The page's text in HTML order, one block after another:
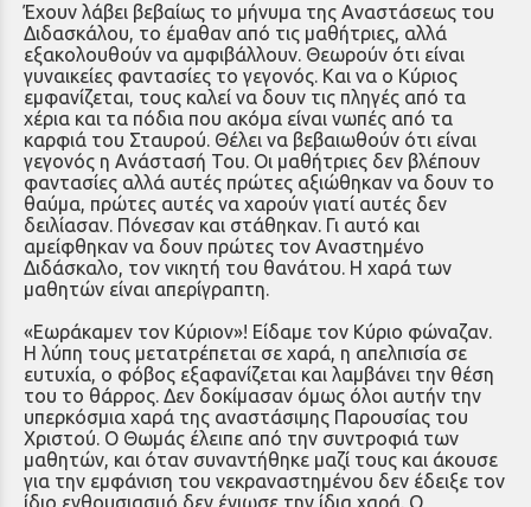
Έχουν λάβει βεβαίως το μήνυμα της Αναστάσεως του
Διδασκάλου, το έμαθαν από τις μαθήτριες, αλλά
εξακολουθούν να αμφιβάλλουν. Θεωρούν ότι είναι
γυναικείες φαντασίες το γεγονός. Και να ο Κύριος
εμφανίζεται, τους καλεί να δουν τις πληγές από τα
χέρια και τα πόδια που ακόμα είναι νωπές από τα
καρφιά του Σταυρού. Θέλει να βεβαιωθούν ότι είναι
γεγονός η Ανάστασή Του. Οι μαθήτριες δεν βλέπουν
φαντασίες αλλά αυτές πρώτες αξιώθηκαν να δουν το
θαύμα, πρώτες αυτές να χαρούν γιατί αυτές δεν
δειλίασαν. Πόνεσαν και στάθηκαν. Γι αυτό και
αμείφθηκαν να δουν πρώτες τον Αναστημένο
Διδάσκαλο, τον νικητή του θανάτου. Η χαρά των
μαθητών είναι απερίγραπτη.
«Εωράκαμεν τον Κύριον»! Είδαμε τον Κύριο φώναζαν.
Η λύπη τους μετατρέπεται σε χαρά, η απελπισία σε
ευτυχία, ο φόβος εξαφανίζεται και λαμβάνει την θέση
του το θάρρος. Δεν δοκίμασαν όμως όλοι αυτήν την
υπερκόσμια χαρά της αναστάσιμης Παρουσίας του
Χριστού. Ο Θωμάς έλειπε από την συντροφιά των
μαθητών, και όταν συναντήθηκε μαζί τους και άκουσε
για την εμφάνιση του νεκραναστημένου δεν έδειξε τον
ίδιο ενθουσιασμό δεν ένιωσε την ίδια χαρά. Ο